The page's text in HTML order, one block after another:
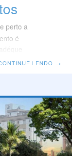
perto a
é
proporcione
das
Uma
a
os
LENDO →